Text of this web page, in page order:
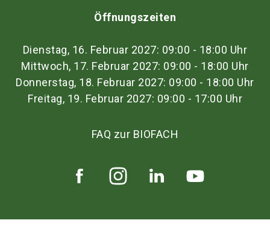
Öffnungszeiten
Dienstag, 16. Februar 2027: 09:00 - 18:00 Uhr
Mittwoch, 17. Februar 2027: 09:00 - 18:00 Uhr
Donnerstag, 18. Februar 2027: 09:00 - 18:00 Uhr
Freitag, 19. Februar 2027: 09:00 - 17:00 Uhr
FAQ zur BIOFACH